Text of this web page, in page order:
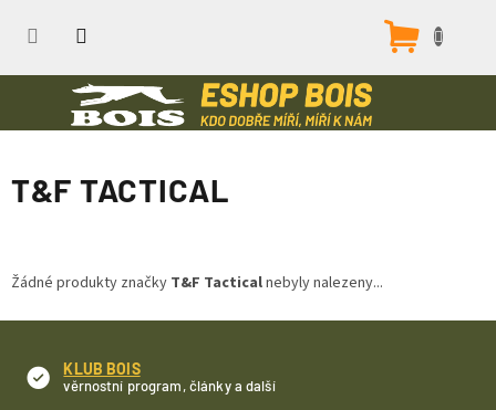
T&F TACTICAL
Žádné produkty značky T&F Tacticalnebyly nalezeny...
KLUB BOIS
věrnostní program, články a další